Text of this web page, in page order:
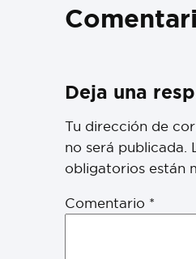
Deja una
Tu dirección de
no será publicada.
obligatorios están
Comentario *